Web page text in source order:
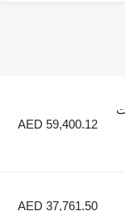
AED 59,400.12
AED 37,761.50